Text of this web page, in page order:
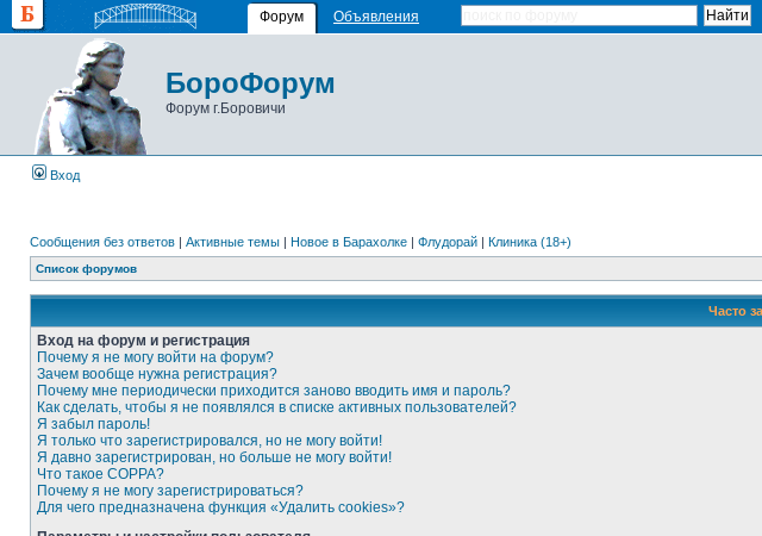
Форум Объявления
БороФорум
Форум г.Боровичи
Вход
Сообщения без ответов | Активные темы | Новое в Барахолке | Флудорай | Клиника (18+)
Список форумов
Часто
Вход на форум и регистрация
Почему я не могу войти на форум?
Зачем вообще нужна регистрация?
Почему мне периодически приходится заново вводить имя и пароль?
Как сделать, чтобы я не появлялся в списке активных пользователей?
Я забыл пароль!
Я только что зарегистрировался, но не могу войти!
Я давно зарегистрирован, но больше не могу войти!
Что такое COPPA?
Почему я не могу зарегистрироваться?
Для чего предназначена функция «Удалить cookies»?